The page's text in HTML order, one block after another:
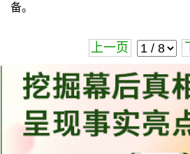
备。
上一页